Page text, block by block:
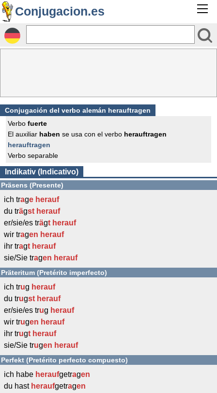
Conjugacion.es
Conjugación del verbo alemán herauftragen
Verbo fuerte
El auxiliar haben se usa con el verbo herauftragen
herauftragen
Verbo separable
Indikativ (Indicativo)
Präsens (Presente)
ich trage herauf
du trägst herauf
er/sie/es trägt herauf
wir tragen herauf
ihr tragt herauf
sie/Sie tragen herauf
Präteritum (Pretérito imperfecto)
ich trug herauf
du trugst herauf
er/sie/es trug herauf
wir trugen herauf
ihr trugt herauf
sie/Sie trugen herauf
Perfekt (Pretérito perfecto compuesto)
ich habe heraufgetragen
du hast heraufgetragen